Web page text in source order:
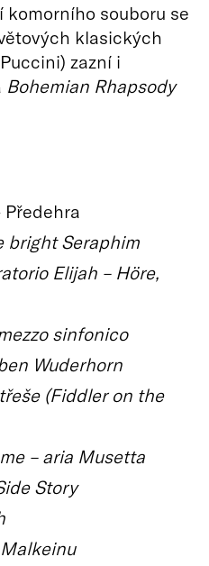
souboru se
klasických
zazní i
Bohemian Rhapsody
bright Seraphim
Elijah – Höre,
sinfonico
Wuderhorn
(Fiddler on the
– aria Musetta
Story